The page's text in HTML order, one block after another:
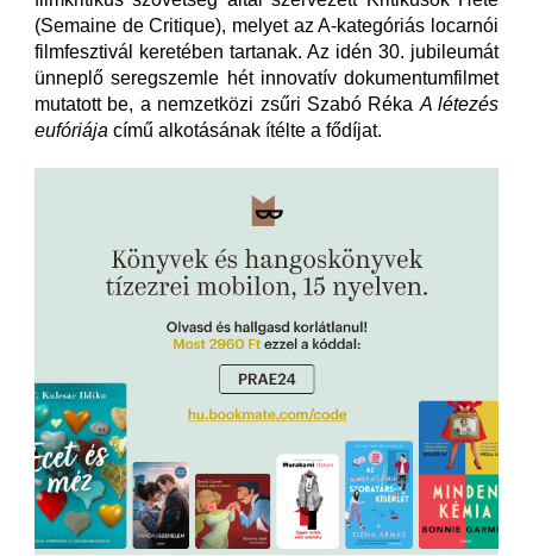
(Semaine de Critique), melyet az A-kategóriás locarnói
filmfesztivál keretében tartanak. Az idén 30. jubileumát
ünneplő seregszemle hét innovatív dokumentumfilmet
mutatott be, a nemzetközi zsűri Szabó Réka A létezés
eufóriája című alkotásának ítélte a fődíjat.